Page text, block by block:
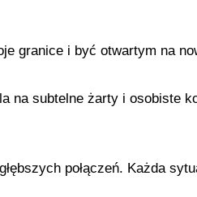
granice i być otwartym na
na subtelne żarty i osobiste
połączeń. Każda